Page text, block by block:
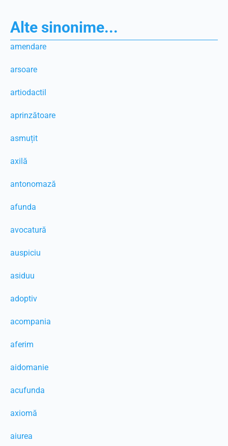
Alte sinonime...
amendare
arsoare
artiodactil
aprinzătoare
asmuțit
axilă
antonomază
afunda
avocatură
auspiciu
asiduu
adoptiv
acompania
aferim
aidomanie
acufunda
axiomă
aiurea